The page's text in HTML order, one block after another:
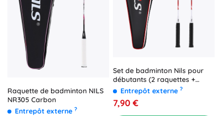
Raquette de badminton NILS
NR305 Carbon
Entrepôt externe ?
Set de badminton Nils pour
débutants (2 raquettes +
housse)
Entrepôt externe ?
7,90 €